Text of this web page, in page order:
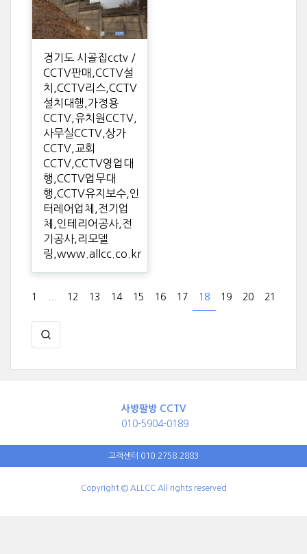
경기도 시골집cctv /
CCTV판매,CCTV설
치,CCTV리스,CCTV
설치대행,가정용
CCTV,유치원CCTV,
사무실CCTV,상가
CCTV,교회
CCTV,CCTV영업대
행,CCTV업무대
행,CCTV유지보수,인
터레어업체,전기업
체,인테리어공사,전
기공사,리모델
링,www.allcc.co.kr
1 12 13 14 15 16 17 18 19 20 21
사방팔방 CCTV
010-5904-0189
고객센터 010.2758.2883
Copyright © ALLCC All rights reserved